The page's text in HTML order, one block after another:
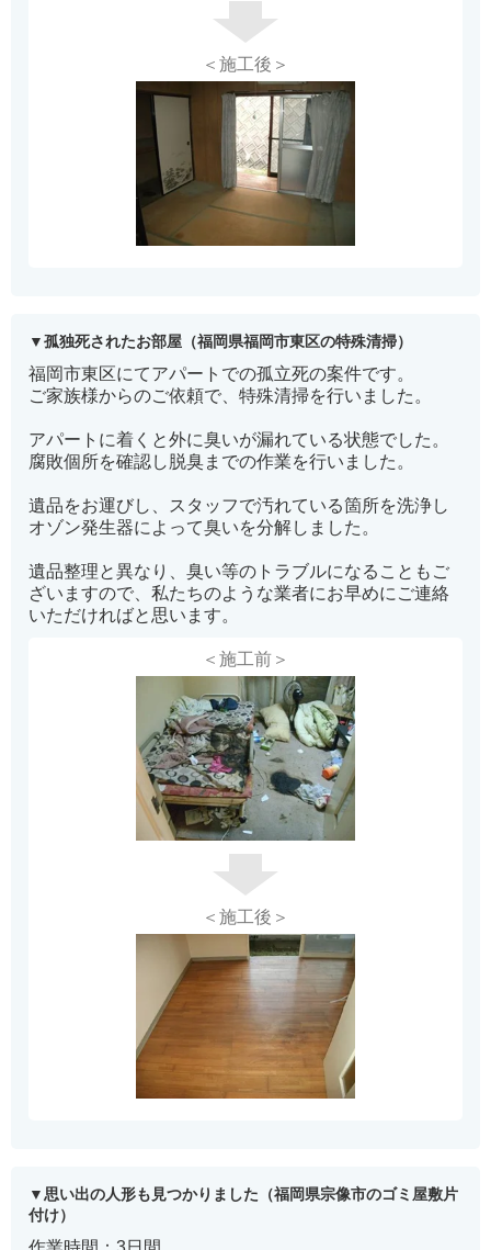
＜施工後＞
孤独死されたお部屋（福岡県福岡市東区の特殊清掃）
福岡市東区にてアパートでの孤立死の案件です。
ご家族様からのご依頼で、特殊清掃を行いました。
アパートに着くと外に臭いが漏れている状態でした。
腐敗個所を確認し脱臭までの作業を行いました。
遺品をお運びし、スタッフで汚れている箇所を洗浄し
オゾン発生器によって臭いを分解しました。
遺品整理と異なり、臭い等のトラブルになることもご
ざいますので、私たちのような業者にお早めにご連絡
いただければと思います。
＜施工前＞
＜施工後＞
思い出の人形も見つかりました（福岡県宗像市のゴミ屋敷片
付け）